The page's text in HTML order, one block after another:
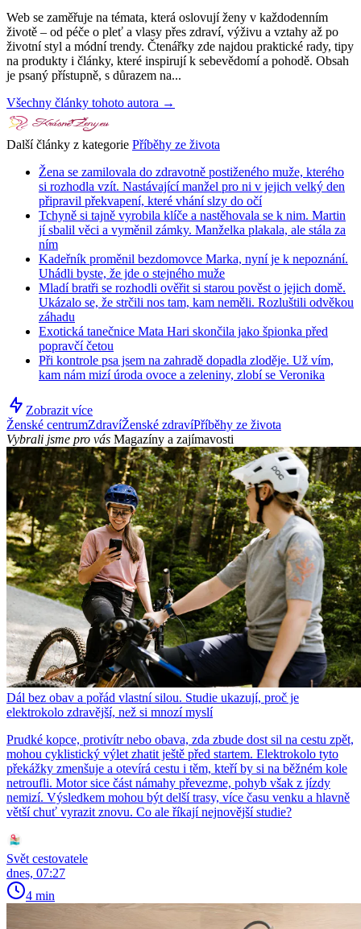
Web se zaměřuje na témata, která oslovují ženy v každodenním
životě – od péče o pleť a vlasy přes zdraví, výživu a vztahy až po
životní styl a módní trendy. Čtenářky zde najdou praktické rady, tipy
na produkty i články, které inspirují k sebevědomí a pohodě. Obsah
je psaný přístupně, s důrazem na...
Všechny články tohoto autora →
Další články z kategorie Příběhy ze života
Žena se zamilovala do zdravotně postiženého muže, kterého
si rozhodla vzít. Nastávající manžel pro ni v jejich velký den
připravil překvapení, které vhání slzy do očí
Tchyně si tajně vyrobila klíče a nastěhovala se k nim. Martin
jí sbalil věci a vyměnil zámky. Manželka plakala, ale stála za
ním
Kadeřník proměnil bezdomovce Marka, nyní je k nepoznání.
Uhádli byste, že jde o stejného muže
Mladí bratři se rozhodli ověřit si starou pověst o jejich domě.
Ukázalo se, že strčili nos tam, kam neměli. Rozluštili odvěkou
záhadu
Exotická tanečnice Mata Hari skončila jako špionka před
popravčí četou
Při kontrole psa jsem na zahradě dopadla zloděje. Už vím,
kam nám mizí úroda ovoce a zeleniny, zlobí se Veronika
Zobrazit více
Ženské centrumZdravíŽenské zdravíPříběhy ze života
Vybrali jsme pro vás Magazíny a zajímavosti
Dál bez obav a pořád vlastní silou. Studie ukazují, proč je
elektrokolo zdravější, než si mnozí myslí
Prudké kopce, protivítr nebo obava, zda zbude dost sil na cestu zpět,
mohou cyklistický výlet zhatit ještě před startem. Elektrokolo tyto
překážky zmenšuje a otevírá cestu i těm, kteří by si na běžném kole
netroufli. Motor sice část námahy převezme, pohyb však z jízdy
nemizí. Výsledkem mohou být delší trasy, více času venku a hlavně
větší chuť vyrazit znovu. Co ale říkají nejnovější studie?
Svět cestovatele
dnes, 07:27
4 min